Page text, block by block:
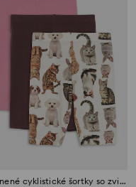
Bavlnené cyklistické šortky so zvieracou potlačou 3 pack